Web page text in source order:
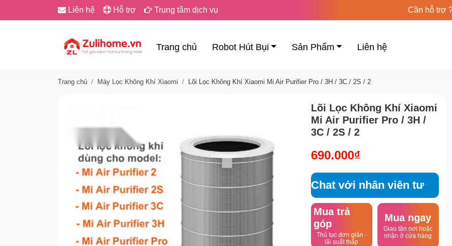
Liên hệ Hỗ trợ Trung tâm dịch vụ Cần hỗ trợ
Trang chủ Robot Hút Bụi Sản Phẩm Liên hệ
Trang chủ Máy Lọc Không Khí Xiaomi Lõi Lọc Không Khí Xiaomi Mi Air Purifier Pro / 3H / 3C / 2S / 2
Lõi Lọc Không Khí Xiaomi
Mi Air Purifier Pro / 3H /
3C / 2S / 2
690.000₫
Chat với nhân viên tư
vấn
Mua trả
góp
Thủ tục đơn giản -
lãi suất thấp
Mua ngay
Giao tận nơi hoặc
nhận ở cửa hàng